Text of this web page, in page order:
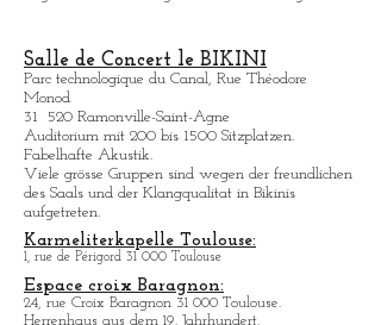
Täglich ausser Montags von 10 bis 18 Uhr geöffent.
Salle de Concert le BIKINI
Parc technologique du Canal, Rue Théodore
Monod
31 520 Ramonville-Saint-Agne
Auditorium mit 200 bis 1500 Sitzplatzen.
Fabelhafte Akustik.
Viele grö sse Gruppen sind wegen der freundlichen
des Saals und der Klangqualitat in Bikinis
Karmeliterkapelle Toulouse:
1, rue de Périgord 31 000 Toulouse